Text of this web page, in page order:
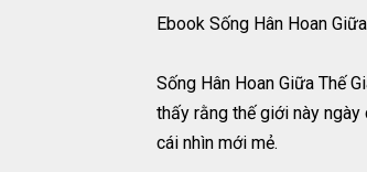
Ebook Sống Hân Hoan
Sống Hân Hoan Giữa Thế
thấy rằng thế giới này
cái nhìn mới mẻ.